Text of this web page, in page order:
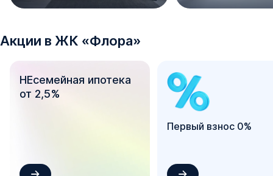
Акции в ЖК «Флора»
НЕсемейная ипотека
от 2,5%
Первый взнос 0%